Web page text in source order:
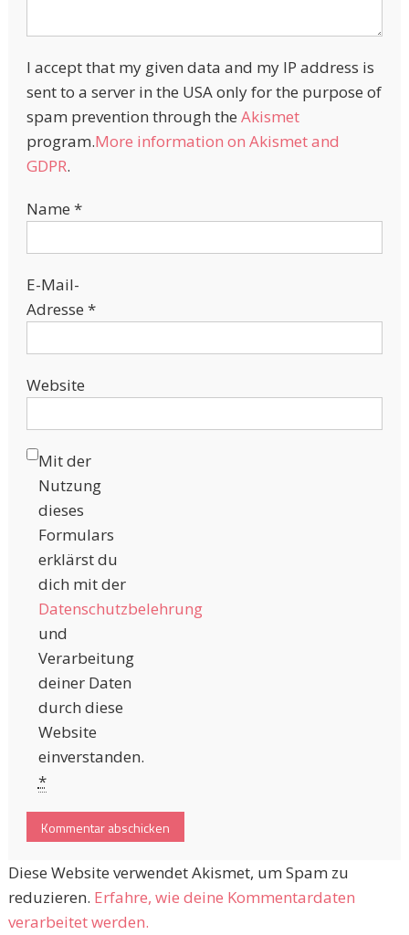
I accept that my given data and my IP address is
sent to a server in the USA only for the purpose of
spam prevention through the Akismet
program.More information on Akismet and
GDPR.
Name *
E-Mail-
Adresse *
Website
Mit der
Nutzung
dieses
Formulars
erklärst du
dich mit der
Datenschutzbelehrung
und
Verarbeitung
deiner Daten
durch diese
Website
einverstanden.
*
Diese Website verwendet Akismet, um Spam zu
reduzieren. Erfahre, wie deine Kommentardaten
verarbeitet werden.